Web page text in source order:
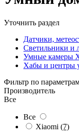
Уточнить раздел
Датчики,
Светильники и
Умные камеры
Хабы и центры
Фильтр по
Производитель
Все
Все
Xiaomi (7)